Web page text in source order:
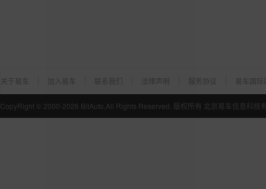
关于易车 加入易车 联系我们 法律声明 服务协议 易车国际
CopyRight © 2000-2026 BitAuto,All Rights Reserved. 版权所有 北京易车信息科